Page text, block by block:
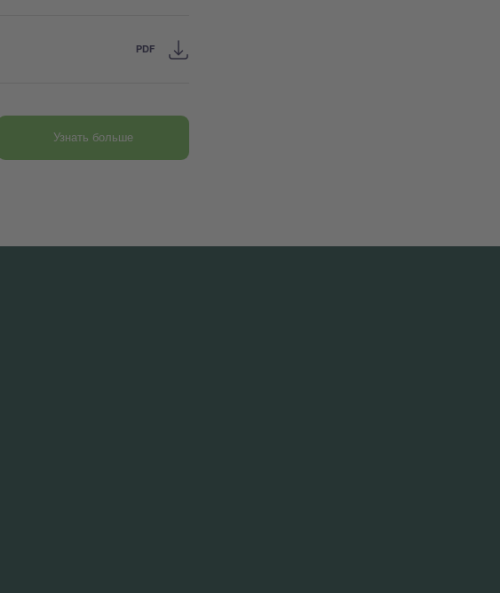
PDF
Узнать больше